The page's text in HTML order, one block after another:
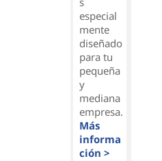
especial
mente
diseñado
para tu
pequeña
y
mediana
empresa.
Más
informa
ción >